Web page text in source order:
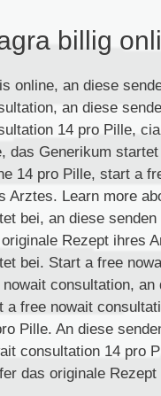
billig
online, an diese
an diese
14 pro Pille,
das Generikum
14 pro Pille, start a
Arztes. Learn more
bei, an diese
Rezept ihres
bei. Start a free
nowait consultation,
a free nowait
Pille. An diese
consultation 14 pro
das originale Rezept